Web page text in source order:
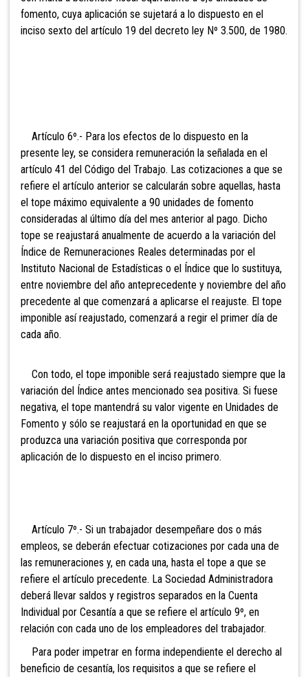
fomento, cuya aplicación se sujetará a lo dispuesto en el
inciso sexto del artículo 19 del decreto ley Nº 3.500, de 1980.
Artículo 6º.- Para los efectos de lo dispuesto en la
presente ley, se considera remuneración la señalada en el
artículo 41 del Código del Trabajo. Las cotizaciones a que se
refiere el artículo anterior se calcularán sobre aquellas, hasta
el tope máximo equivalente a 90 unidades de fomento
consideradas al último día del mes anterior al pago. Dicho
tope se reajustará anualmente de acuerdo a la variación del
Índice de Remuneraciones Reales determinadas por el
Instituto Nacional de Estadísticas o el Índice que lo sustituya,
entre noviembre del año anteprecedente y noviembre del año
precedente al que comenzará a aplicarse el reajuste. El tope
imponible así reajustado, comenzará a regir el primer día de
cada año.
Con todo, el tope imponible será reajustado siempre que la
variación del Índice antes mencionado sea positiva. Si fuese
negativa, el tope mantendrá su valor vigente en Unidades de
Fomento y sólo se reajustará en la oportunidad en que se
produzca una variación positiva que corresponda por
aplicación de lo dispuesto en el inciso primero.
Artículo 7º.- Si un trabajador desempeñare dos o más
empleos, se deberán efectuar cotizaciones por cada una de
las remuneraciones y, en cada una, hasta el tope a que se
refiere el artículo precedente. La Sociedad Administradora
deberá llevar saldos y registros separados en la Cuenta
Individual por Cesantía a que se refiere el artículo 9º, en
relación con cada uno de los empleadores del trabajador.
Para poder impetrar en forma independiente el derecho al
beneficio de cesantía, los requisitos a que se refiere el